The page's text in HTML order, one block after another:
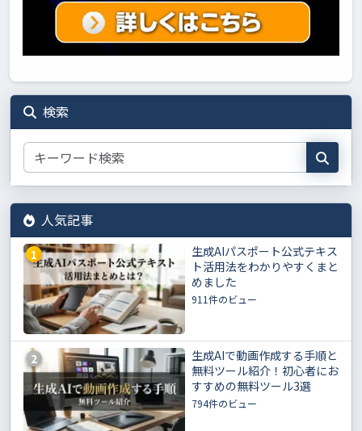
検索
人気記事
1
生成AIパスポート公式テキス
ト活用法をわかりやすくまと
めました
911件のビュー
2
生成AIで動画作成する手順と
無料ツール紹介！初心者にお
すすめの無料ツール3選
794件のビュー